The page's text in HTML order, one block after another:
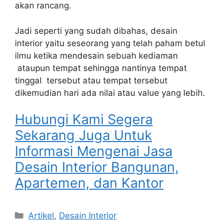
akan rancang.
Jadi seperti yang sudah dibahas, desain
interior yaitu seseorang yang telah paham betul
ilmu ketika mendesain sebuah kediaman
ataupun tempat sehingga nantinya tempat
tinggal tersebut atau tempat tersebut
dikemudian hari ada nilai atau value yang lebih.
Hubungi Kami Segera
Sekarang Juga Untuk
Informasi Mengenai Jasa
Desain Interior Bangunan,
Apartemen, dan Kantor
Artikel, Desain Interior